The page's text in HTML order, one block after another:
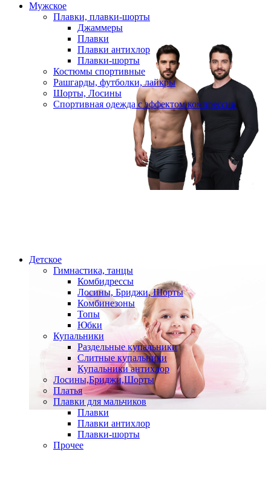
Мужское
Плавки, плавки-шорты
Джаммеры
Плавки
Плавки антихлор
Плавки-шорты
Костюмы спортивные
Рашгарды, футболки, лайкры
Шорты, Лосины
Спортивная одежда с эффектом компрессии
Детское
Гимнастика, танцы
Комбидрессы
Лосины, Бриджи, Шорты
Комбинезоны
Топы
Юбки
Купальники
Раздельные купальники
Слитные купальники
Купальники антихлор
Лосины,Бриджи,Шорты
Платья
Плавки для мальчиков
Плавки
Плавки антихлор
Плавки-шорты
Прочее